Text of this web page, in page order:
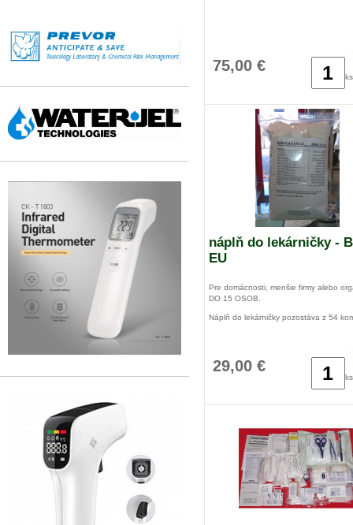
75,00 €
ks
náplň do lekárničky -
EU
Pre domácnosti, menšie firmy alebo
DO 15 OSOB.
Náplň do lekárničky pozostáva z 54
stredný, veľký + nálepka
29,00 €
ks